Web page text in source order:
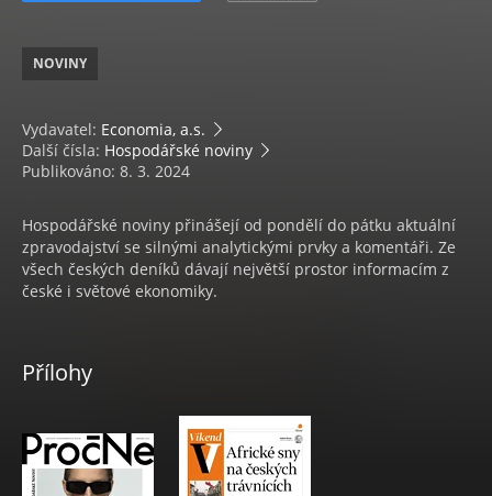
NOVINY
Vydavatel: Economia, a.s.
Další čísla: Hospodářské noviny
Publikováno: 8. 3. 2024
Hospodářské noviny přinášejí od pondělí do pátku aktuální
zpravodajství se silnými analytickými prvky a komentáři. Ze
všech českých deníků dávají největší prostor informacím z
české i světové ekonomiky.
Přílohy